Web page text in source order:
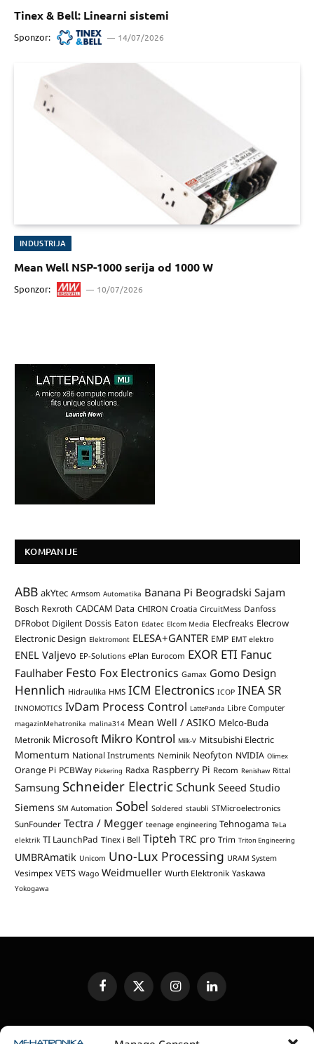
Tinex & Bell: Linearni sistemi
Sponzor: 14/07/2026
INDUSTRIJA
Mean Well NSP-1000 serija od 1000 W
Sponzor: 10/07/2026
KOMPANIJE
ABB akYtec Armsom Automatika Banana Pi Beogradski Sajam
Bosch Rexroth CADCAM Data CHIRON Croatia CircuitMess Danfoss
DFRobot Digilent Dossis Eaton Edatec Elcom Media Elecfreaks Elecrow
Electronic Design Elektromont ELESA+GANTER EMP EMT elektro
ENEL Valjevo EP-Solutions ePlan Eurocom EXOR ETI Fanuc
Faulhaber Festo Fox Electronics Gamax Gomo Design
Hennlich Hidraulika HMS ICM Electronics ICOP INEA SR
INNOMOTICS IvDam Process Control LattePanda Libre Computer
magazinMehatronika malina314 Mean Well / ASIKO Melco-Buda
Metronik Microsoft Mikro Kontrol Milk-V Mitsubishi Electric
Momentum National Instruments Neminik Neofyton NVIDIA Olimex
Orange Pi PCBWay Pickering Radxa Raspberry Pi Recom Renishaw Rittal
Samsung Schneider ElectricSchunk Seeed Studio
Siemens SM Automation Sobel Soldered staubli STMicroelectronics
SunFounder Tectra / Megger teenage engineering Tehnogama TeLa
elektrik TI LaunchPad Tinex i Bell Tipteh TRC pro Trim Triton Engineering
UMBRAmatik Unicom Uno-Lux Processing URAM System
Vesimpex VETS Wago Weidmueller Wurth Elektronik Yaskawa
Yokogawa
FacebookX
(Twitter)
InstagramLinkedIn